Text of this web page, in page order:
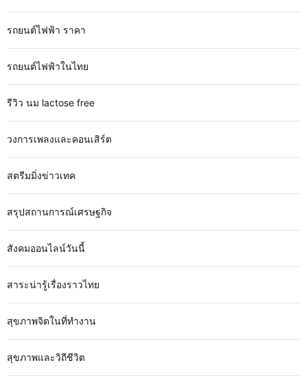
รถยนต์ไฟฟ้า ราคา
รถยนต์ไฟฟ้าในไทย
รีวิว นม lactose free
วงการเพลงและคอนเสิร์ต
สตรีมมิ่งข่าวเทค
สรุปสถานการณ์เศรษฐกิจ
สังคมออนไลน์วันนี้
สาระน่ารู้เรื่องราวไทย
สุขภาพจิตในที่ทำงาน
สุขภาพและวิถีชีวิต